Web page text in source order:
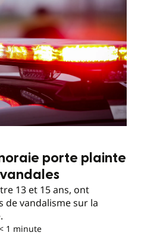
porte plainte
13 et 15 ans, ont
de vandalisme sur la
1 minute